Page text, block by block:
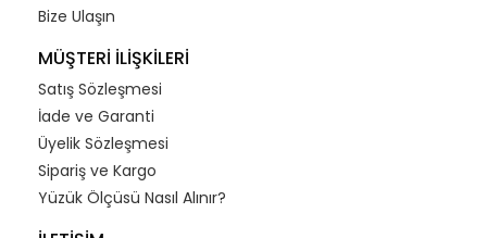
Bize Ulaşın
MÜŞTERİ İLİŞKİLERİ
Satış Sözleşmesi
İade ve Garanti
Üyelik Sözleşmesi
Sipariş ve Kargo
Yüzük Ölçüsü Nasıl Alınır?